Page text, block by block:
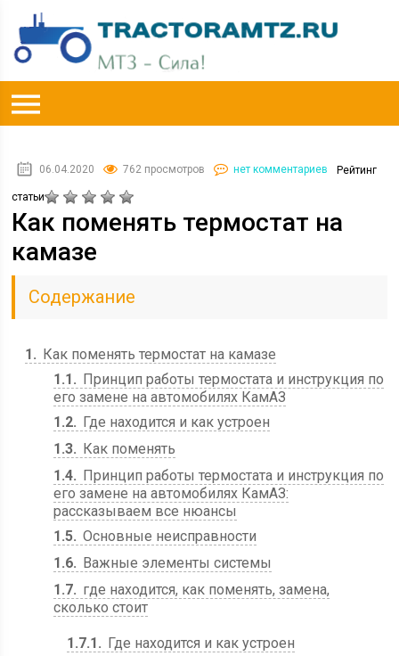
06.04.2020 762 просмотров нет комментариев Рейтинг
статьи
Как поменять термостат на
камазе
Содержание
1
Как поменять термостат на камазе
1.1
Принцип работы термостата и инструкция по
его замене на автомобилях КамАЗ
1.2
Где находится и как устроен
1.3
Как поменять
1.4
Принцип работы термостата и инструкция по
его замене на автомобилях КамАЗ:
рассказываем все нюансы
1.5 Основные неисправности
1.6
Важные элементы системы
1.7
где находится, как поменять, замена,
сколько стоит
1.7.1 Где находится и как устроен